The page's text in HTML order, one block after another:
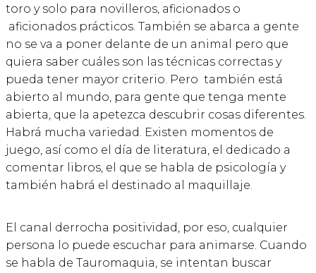
toro y solo para novilleros, aficionados o
aficionados prácticos. También se abarca a gente
no se va a poner delante de un animal pero que
quiera saber cuáles son las técnicas correctas y
pueda tener mayor criterio. Pero también está
abierto al mundo, para gente que tenga mente
abierta, que la apetezca descubrir cosas diferentes.
Habrá mucha variedad. Existen momentos de
juego, así como el día de literatura, el dedicado a
comentar libros, el que se habla de psicología y
también habrá el destinado al maquillaje.
El canal derrocha positividad, por eso, cualquier
persona lo puede escuchar para animarse. Cuando
se habla de Tauromaquia, se intentan buscar